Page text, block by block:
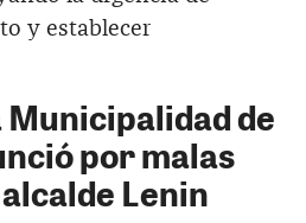
y establecer
Municipalidad de
por malas
Lenin